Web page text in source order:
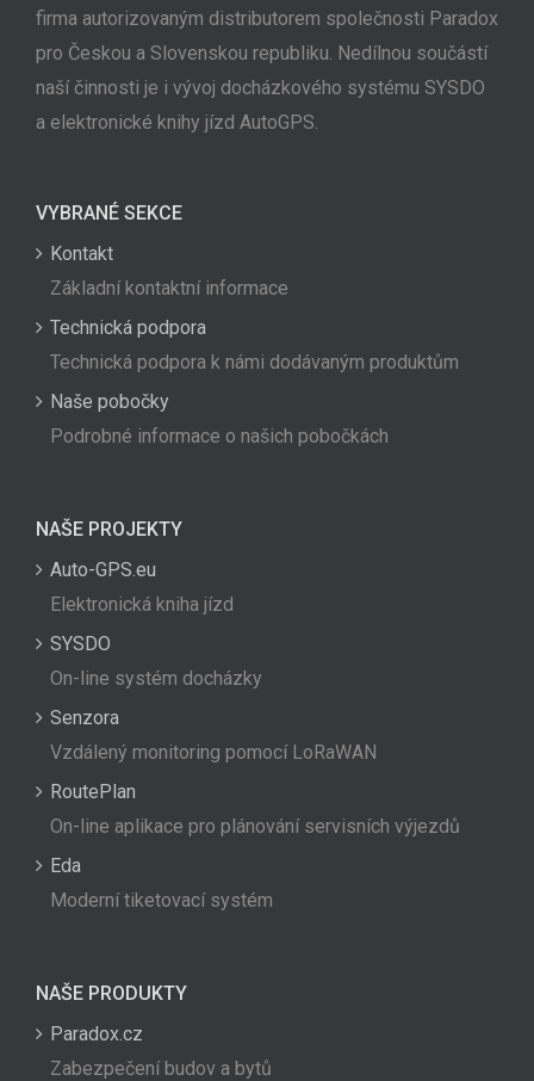
firma autorizovaným distributorem společnosti Paradox
pro Českou a Slovenskou republiku. Nedílnou součástí
naší činnosti je i vývoj docházkového systému SYSDO
a elektronické knihy jízd AutoGPS.
VYBRANÉ SEKCE
Kontakt
Základní kontaktní informace
Technická podpora
Technická podpora k námi dodávaným produktům
Naše pobočky
Podrobné informace o našich pobočkách
NAŠE PROJEKTY
Auto-GPS.eu
Elektronická kniha jízd
SYSDO
On-line systém docházky
Senzora
Vzdálený monitoring pomocí LoRaWAN
RoutePlan
On-line aplikace pro plánování servisních výjezdů
Eda
Moderní tiketovací systém
NAŠE PRODUKTY
Paradox.cz
Zabezpečení budov a bytů